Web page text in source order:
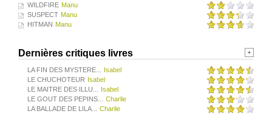
WILDFIRE Manu
SUSPECT Manu
HITMAN Manu
Dernières critiques livres
LA FIN DES MYSTERE...
Isabel
LE CHUCHOTEUR Isabel
LE MAITRE DES ILLU...
Isabel
LE GOUT DES PEPINS...
Charlie
LA BALLADE DE LILA...
Charlie